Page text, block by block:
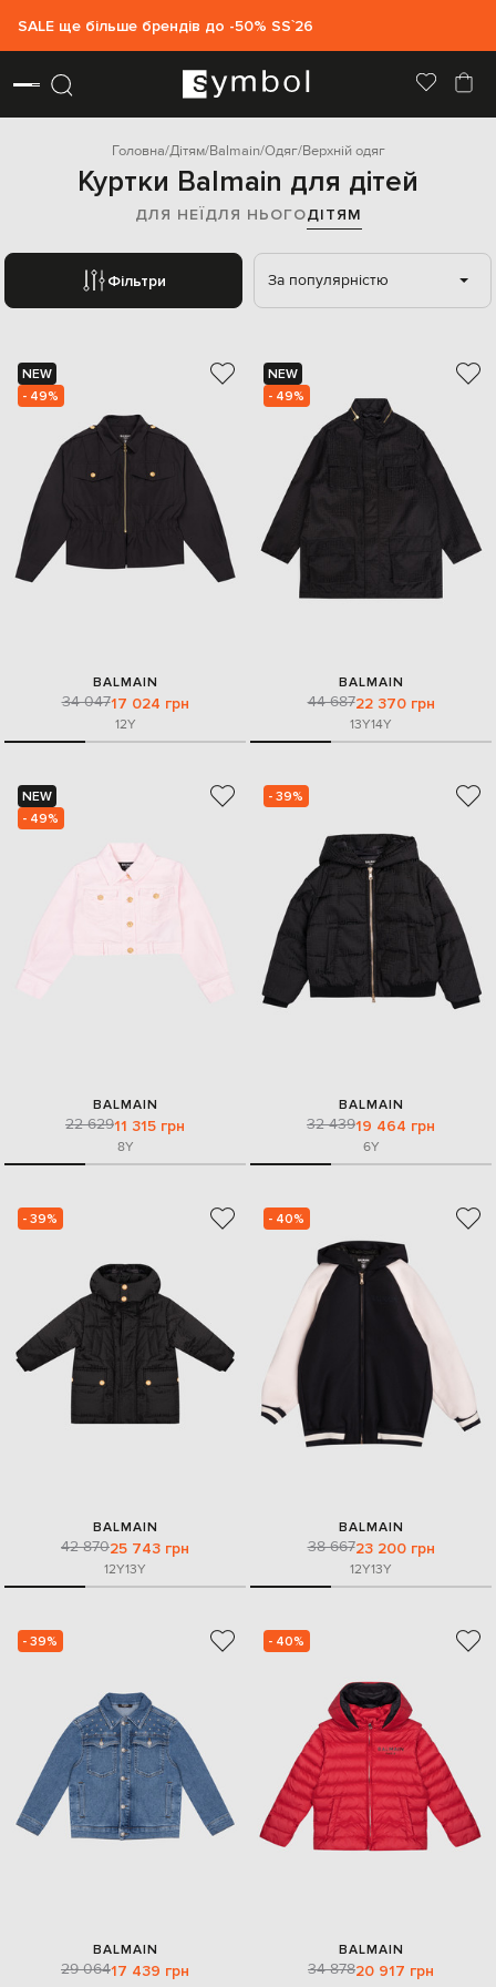
SALE ще більше брендів до -50% SS`26
Головна Дітям Balmain Одяг Верхній одяг
Куртки Balmain для дітей
ДЛЯ НЕЇДЛЯ НЬОГОДІТЯМ
Фільтри За популярністю
NEW
- 49%
BALMAIN
34 04717 024 грн
12Y
NEW
- 49%
BALMAIN
44 68722 370 грн
13Y14Y
NEW
- 49%
BALMAIN
22 62911 315 грн
8Y
- 39%
BALMAIN
32 43919 464 грн
6Y
- 39%
BALMAIN
42 87025 743 грн
12Y13Y
- 40%
BALMAIN
38 66723 200 грн
12Y13Y
- 39%
BALMAIN
29 06417 439 грн
- 40%
BALMAIN
34 87820 917 грн